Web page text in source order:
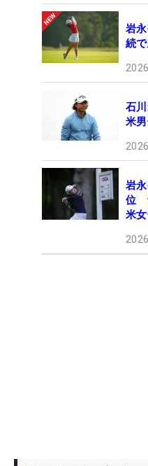
岩
続
石
米
岩
位
米